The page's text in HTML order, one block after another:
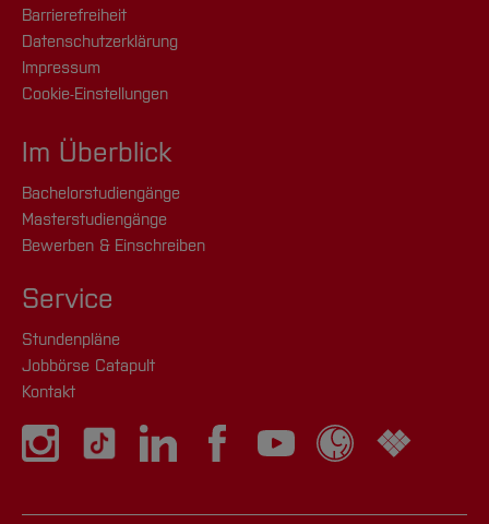
Barrierefreiheit
Datenschutzerklärung
Impressum
Cookie-Einstellungen
Im Überblick
Bachelorstudiengänge
Masterstudiengänge
Bewerben & Einschreiben
Service
Stundenpläne
Jobbörse Catapult
Kontakt